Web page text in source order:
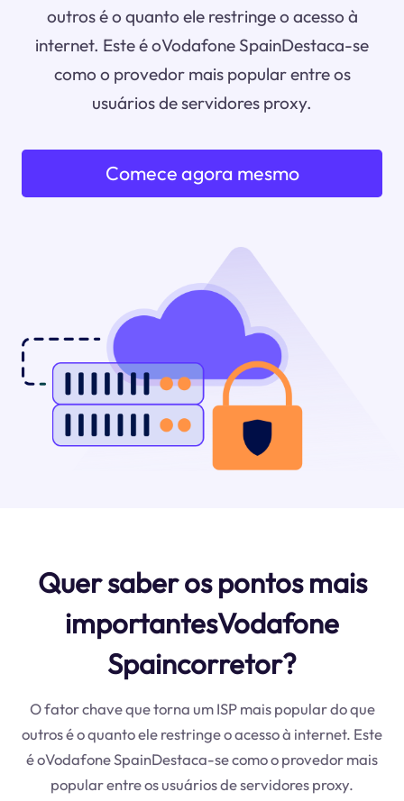
outros é o quanto ele restringe o acesso à
internet. Este é oVodafone SpainDestaca-se
como o provedor mais popular entre os
usuários de servidores proxy.
Comece agora mesmo
Quer saber os pontos mais
importantesVodafone
Spaincorretor?
O fator chave que torna um ISP mais popular do que
outros é o quanto ele restringe o acesso à internet. Este
é oVodafone SpainDestaca-se como o provedor mais
popular entre os usuários de servidores proxy.